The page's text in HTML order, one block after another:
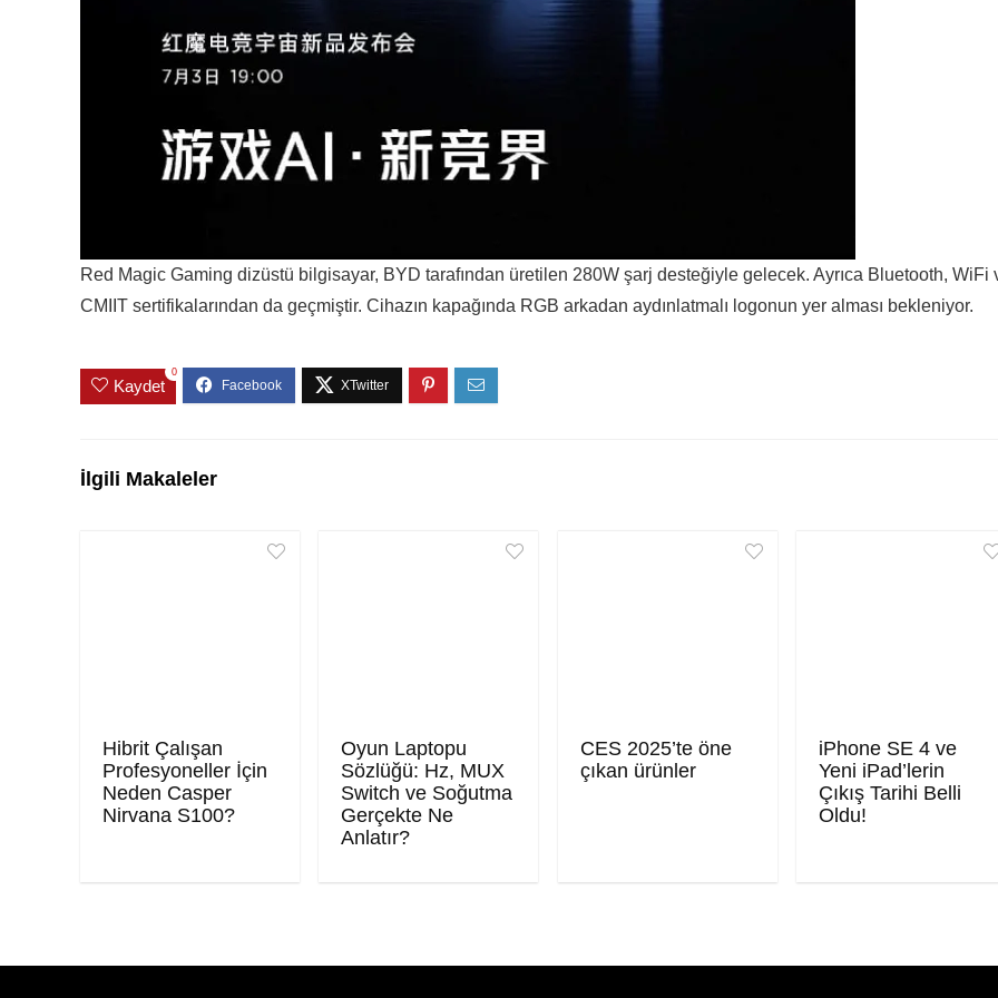
Red Magic Gaming dizüstü bilgisayar, BYD tarafından üretilen 280W şarj desteğiyle gelecek. Ayrıca Bluetooth, WiFi
CMIIT sertifikalarından da geçmiştir. Cihazın kapağında RGB arkadan aydınlatmalı logonun yer alması bekleniyor.
Kaydet
0
İlgili Makaleler
Hibrit Çalışan
Profesyoneller İçin
Neden Casper
Nirvana S100?
Oyun Laptopu
Sözlüğü: Hz, MUX
Switch ve Soğutma
Gerçekte Ne
Anlatır?
CES 2025’te öne
çıkan ürünler
iPhone SE 4 ve
Yeni iPad’lerin
Çıkış Tarihi Belli
Oldu!